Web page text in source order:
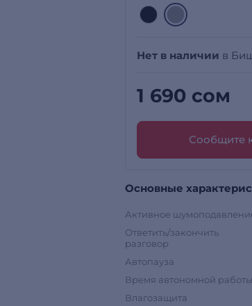
Нет в наличии в
1 690 сом
Сообщите
Основные
Активное
Ответить/закончить
разговор
Автопауза
Время автономной работы
Влагозащита